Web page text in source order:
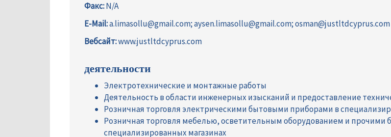
Факс:N/A
E-Mail:a.limasollu@gmail.com; aysen.limasollu@gmail.com; osman@justltdcyprus.com
Вебсайт:www.justltdcyprus.com
деятельности
Электротехнические и монтажные работы
Деятельность в области инженерных изысканий и предоставление
Розничная торговля электрическими бытовыми приборами в
Розничная торговля мебелью, осветительным оборудованием и
специализированных магазинах